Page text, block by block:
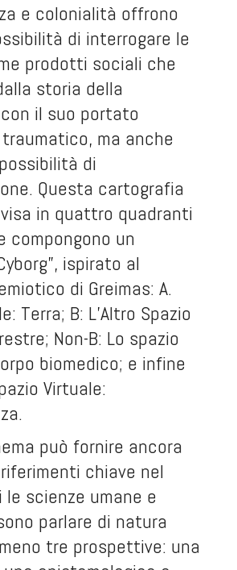
e colonialità offrono
di interrogare le
prodotti sociali che
storia della
il suo portato
ma anche
di
Questa cartografia
in quattro quadranti
compongono un
ispirato al
di Greimas: A.
Terra; B: L’Altro Spazio
Non-B: Lo spazio
biomedico; e infine
Virtuale:
può fornire ancora
chiave nel
le scienze umane e
parlare di natura
tre prospettive: una